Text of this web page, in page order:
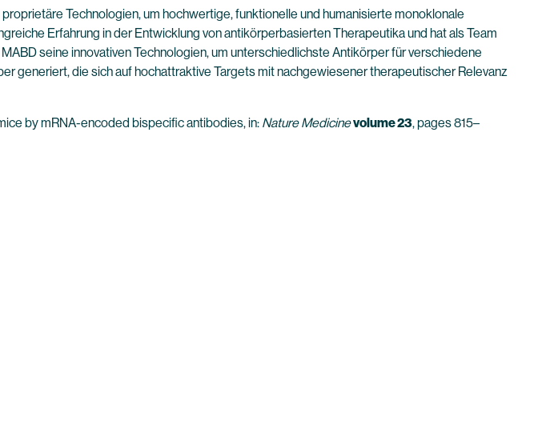
Technologien, um hochwertige, funktionelle und humanisierte monoklonale
Erfahrung in der Entwicklung von antikörperbasierten Therapeutika und hat als Team
seine innovativen Technologien, um unterschiedlichste Antikörper für verschiedene
generiert, die sich auf hochattraktive Targets mit nachgewiesener therapeutischer Relevanz
by mRNA-encoded bispecific antibodies, in: Nature Medicinevolume 23, pages 815–